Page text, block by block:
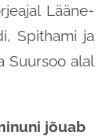
Lääne-
Spithami ja
Suursoo alal
jõuab